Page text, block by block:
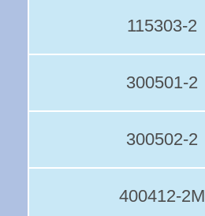
115303-2
300501-2
300502-2
400412-2M